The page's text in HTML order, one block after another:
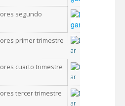
segundo
primer trimestre
cuarto trimestre
tercer trimestre